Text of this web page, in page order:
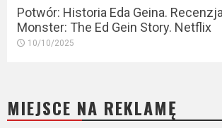
Potwór: Historia Eda Geina.
Monster: The Ed Gein Story. Netflix
10/10/2025
MIEJSCE NA REKLAMĘ